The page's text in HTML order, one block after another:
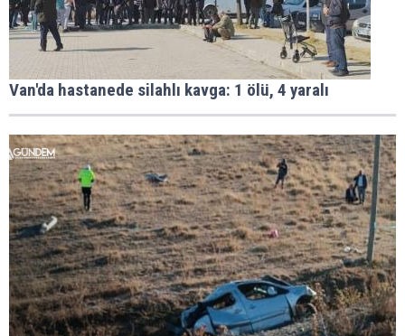
Van'da hastanede silahlı kavga: 1 ölü, 4 yaralı